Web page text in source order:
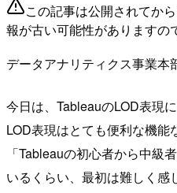
この記事は公開されてか
報が古い可能性がありますの
データアナリティクス事業本
今日は、TableauのLOD表現
LOD表現はとても便利な機能
「Tableauの初心者から中級
いるくらい、最初は難しく感